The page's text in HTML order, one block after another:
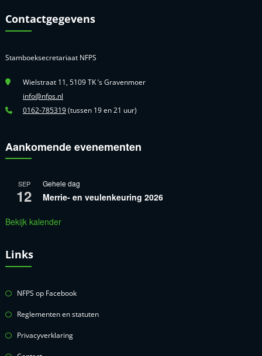
Contactgegevens
Stamboeksecretariaat NFPS
Wielstraat 11, 5109 TK ’s Gravenmoer
info@nfps.nl
0162-785319(tussen 19 en 21 uur)
Aankomende evenementen
SEP
12
Gehele dag
Merrie- en veulenkeuring 2026
Bekijk kalender
Links
NFPS op Facebook
Reglementen en statuten
Privacyverklaring